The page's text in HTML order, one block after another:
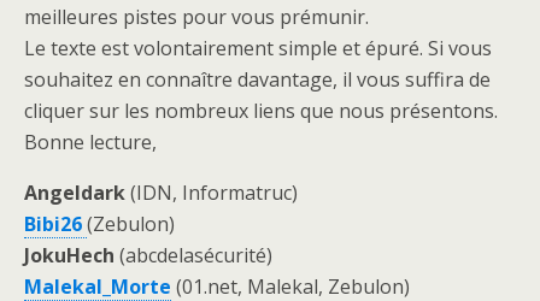
meilleures pistes pour vous prémunir.
Le texte est volontairement simple et épuré. Si vous
souhaitez en connaître davantage, il vous suffira de
cliquer sur les nombreux liens que nous présentons.
Bonne lecture,
Angeldark(IDN, Informatruc)
Bibi26(Zebulon)
JokuHech (abcdelasécurité)
Malekal_Morte (01.net, Malekal, Zebulon)